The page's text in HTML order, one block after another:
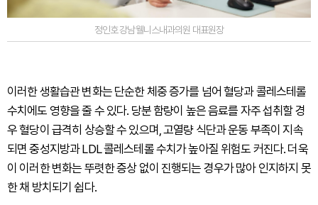
정인호 강남웰니스내과의원 대표원장
이러한 생활습관 변화는 단순한 체중 증가를 넘어 혈당과 콜레스테롤
수치에도 영향을 줄 수 있다. 당분 함량이 높은 음료를 자주 섭취할 경
우 혈당이 급격히 상승할 수 있으며, 고열량 식단과 운동 부족이 지속
되면 중성지방과 LDL 콜레스테롤 수치가 높아질 위험도 커진다. 더욱
이 이러한 변화는 뚜렷한 증상 없이 진행되는 경우가 많아 인지하지 못
한 채 방치되기 쉽다.